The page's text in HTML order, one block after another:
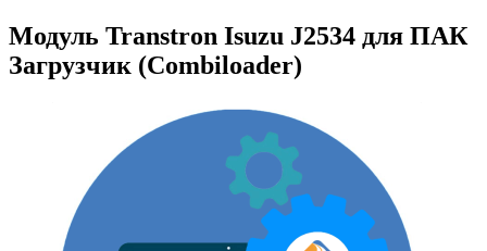
Модуль Transtron Isuzu J2534 для ПАК
Загрузчик (Combiloader)